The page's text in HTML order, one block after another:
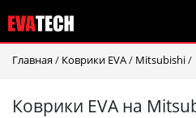
Главная / Коврики EVA/ Mitsubishi/
Коврики EVA на